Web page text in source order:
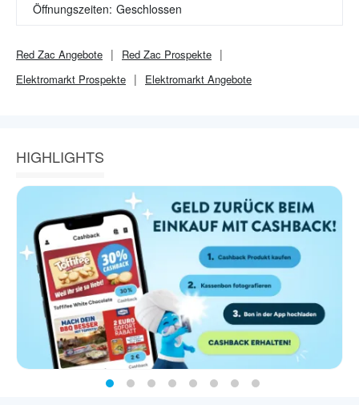
Öffnungszeiten: Geschlossen
Red Zac Angebote Red Zac Prospekte
Elektromarkt Prospekte Elektromarkt Angebote
HIGHLIGHTS